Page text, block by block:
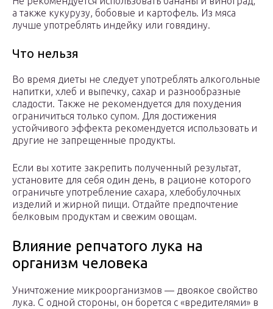
а также кукурузу, бобовые и картофель. Из мяса
лучше употреблять индейку или говядину.
Что нельзя
Во время диеты не следует употреблять алкогольные
напитки, хлеб и выпечку, сахар и разнообразные
сладости. Также не рекомендуется для похудения
ограничиться только супом. Для достижения
устойчивого эффекта рекомендуется использовать и
другие не запрещенные продукты.
Если вы хотите закрепить полученный результат,
установите для себя один день, в рационе которого
ограничьте употребление сахара, хлебобулочных
изделий и жирной пищи. Отдайте предпочтение
белковым продуктам и свежим овощам.
Влияние репчатого лука на
организм человека
Уничтожение микроорганизмов — двоякое свойство
лука. С одной стороны, он борется с «вредителями» в